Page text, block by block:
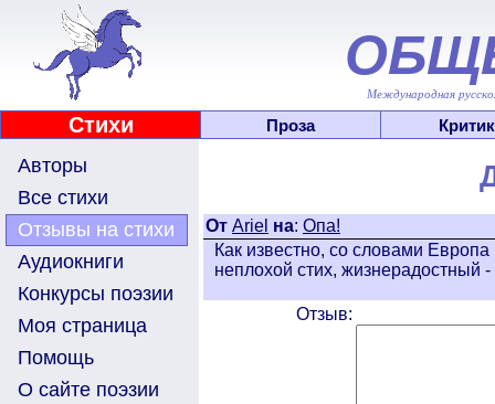
Международная
Стихи Проза
Авторы
Все стихи
Отзывы на стихи
Аудиокниги
Конкурсы поэзии
Моя страница
Помощь
О сайте поэзии
От Ariel на: Опа!
Как известно, со словами
неплохой стих, жизнерадостный
Отзыв: